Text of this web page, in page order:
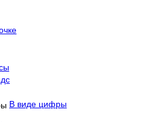
В виде цифры